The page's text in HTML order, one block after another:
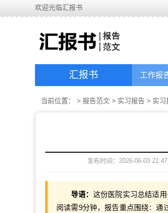
欢迎光临汇报书
汇报书 工作报
当前位置： > 报告范文 > 实习报告 > 实习
发布时间：2026-06-03
导语： 这份医院实习总结适
阅读需9分钟，报告重点围绕：通